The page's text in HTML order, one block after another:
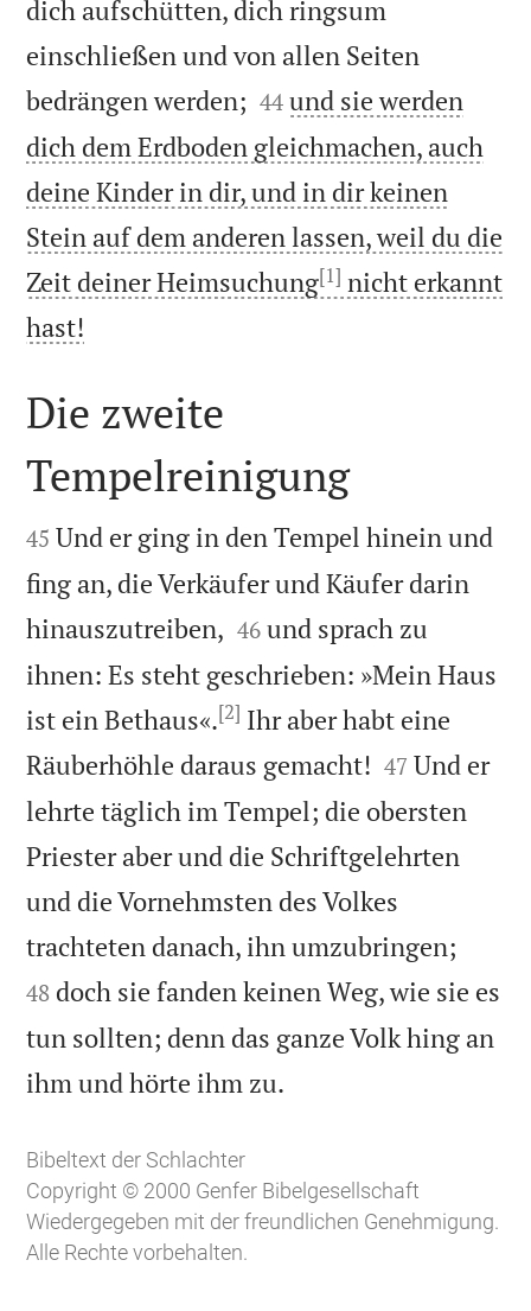
dich aufschütten, dich ringsum
einschließen und von allen Seiten
bedrängen werden; 

44 und sie werden
dich dem Erdboden gleichmachen, auch
deine Kinder in dir, und in dir keinen
Stein auf dem anderen lassen, weil du die
Zeit deiner Heimsuchung[1] nicht erkannt
hast!

Die zweite
Tempelreinigung

45 Und er ging in den Tempel hinein und
fing an, die Verkäufer und Käufer darin
hinauszutreiben, 

46 und sprach zu
ihnen: Es steht geschrieben: »Mein Haus
ist ein Bethaus«.[2] Ihr aber habt eine
Räuberhöhle daraus gemacht! 

47 Und er
lehrte täglich im Tempel; die obersten
Priester aber und die Schriftgelehrten
und die Vornehmsten des Volkes
trachteten danach, ihn umzubringen;
48 doch sie fanden keinen Weg, wie sie es
tun sollten; denn das ganze Volk hing an
ihm und hörte ihm zu.
Bibeltext der Schlachter
Copyright © 2000 Genfer Bibelgesellschaft
Wiedergegeben mit der freundlichen Genehmigung.
Alle Rechte vorbehalten.